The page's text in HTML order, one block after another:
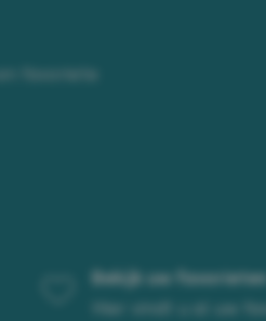
favoriete
Bekijk uw favorieten